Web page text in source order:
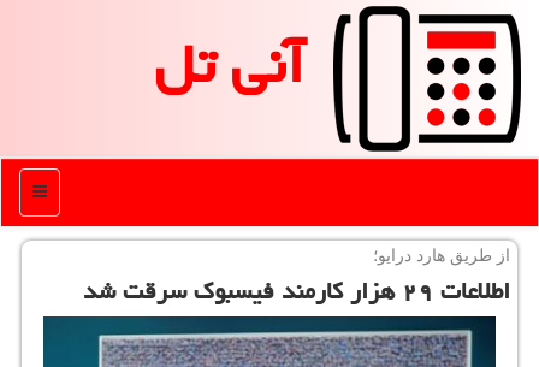
آنی تل
منو
از طریق هارد درایو؛
اطلاعات ۲۹ هزار كارمند فیسبوك سرقت شد